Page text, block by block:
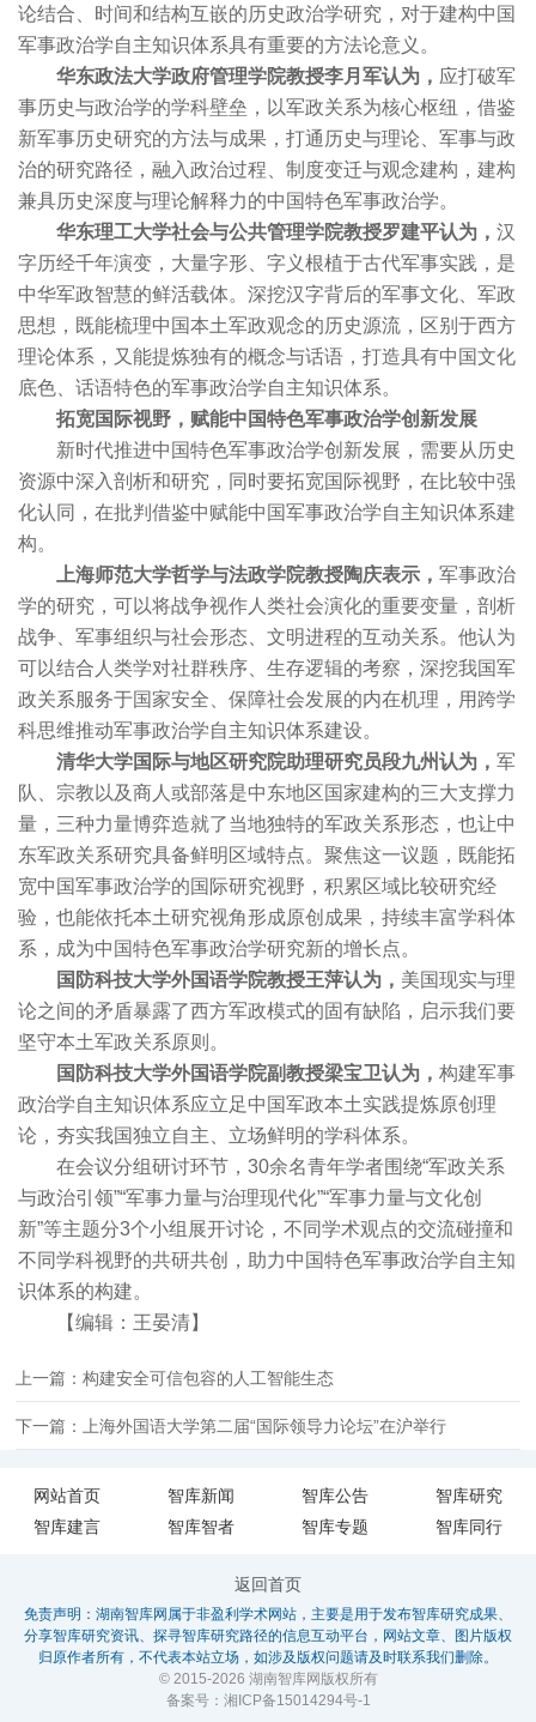
论结合、时间和结构互嵌的历史政治学研究，对于建构中国
军事政治学自主知识体系具有重要的方法论意义。
华东政法大学政府管理学院教授李月军认为， 应打破军
事历史与政治学的学科壁垒，以军政关系为核心枢纽，借鉴
新军事历史研究的方法与成果，打通历史与理论、军事与政
治的研究路径，融入政治过程、制度变迁与观念建构，建构
兼具历史深度与理论解释力的中国特色军事政治学。
华东理工大学社会与公共管理学院教授罗建平认为， 汉
字历经千年演变，大量字形、字义根植于古代军事实践，是
中华军政智慧的鲜活载体。深挖汉字背后的军事文化、军政
思想，既能梳理中国本土军政观念的历史源流，区别于西方
理论体系，又能提炼独有的概念与话语，打造具有中国文化
底色、话语特色的军事政治学自主知识体系。
拓宽国际视野，赋能中国特色军事政治学创新发展
新时代推进中国特色军事政治学创新发展，需要从历史
资源中深入剖析和研究，同时要拓宽国际视野，在比较中强
化认同，在批判借鉴中赋能中国军事政治学自主知识体系建
构。
上海师范大学哲学与法政学院教授陶庆表示， 军事政治
学的研究，可以将战争视作人类社会演化的重要变量，剖析
战争、军事组织与社会形态、文明进程的互动关系。他认为
可以结合人类学对社群秩序、生存逻辑的考察，深挖我国军
政关系服务于国家安全、保障社会发展的内在机理，用跨学
科思维推动军事政治学自主知识体系建设。
清华大学国际与地区研究院助理研究员段九州认为， 军
队、宗教以及商人或部落是中东地区国家建构的三大支撑力
量，三种力量博弈造就了当地独特的军政关系形态，也让中
东军政关系研究具备鲜明区域特点。聚焦这一议题，既能拓
宽中国军事政治学的国际研究视野，积累区域比较研究经
验，也能依托本土研究视角形成原创成果，持续丰富学科体
系，成为中国特色军事政治学研究新的增长点。
国防科技大学外国语学院教授王萍认为， 美国现实与理
论之间的矛盾暴露了西方军政模式的固有缺陷，启示我们要
坚守本土军政关系原则。
国防科技大学外国语学院副教授梁宝卫认为， 构建军事
政治学自主知识体系应立足中国军政本土实践提炼原创理
论，夯实我国独立自主、立场鲜明的学科体系。
在会议分组研讨环节，30余名青年学者围绕“军政关系
与政治引领”“军事力量与治理现代化”“军事力量与文化创
新”等主题分3个小组展开讨论，不同学术观点的交流碰撞和
不同学科视野的共研共创，助力中国特色军事政治学自主知
识体系的构建。
【编辑：王晏清】
上一篇：构建安全可信包容的人工智能生态
下一篇：上海外国语大学第二届“国际领导力论坛”在沪举行
网站首页 智库新闻 智库公告
智库研究
智库建言
智库智者 智库专题 智库同行
返回首页
免责声明：湖南智库网属于非盈利学术网站，主要是用于发布智库研究成果、
分享智库研究资讯、探寻智库研究路径的信息互动平台，网站文章、图片版权
归原作者所有，不代表本站立场，如涉及版权问题请及时联系我们删除。
© 2015-2026 湖南智库网版权所有
备案号： 湘ICP备15014294号-1